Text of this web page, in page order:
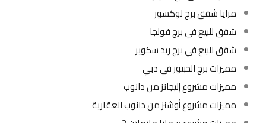
مزايا شقق برج لوكسور
شقق للبيع في برج فولجا
شقق للبيع في برج ريد سكوير
مميزات برج الحبتور في دبي
مميزات مشروع إليجانز من دانوب
مميزات مشروع أوشنز من دانوب العقارية